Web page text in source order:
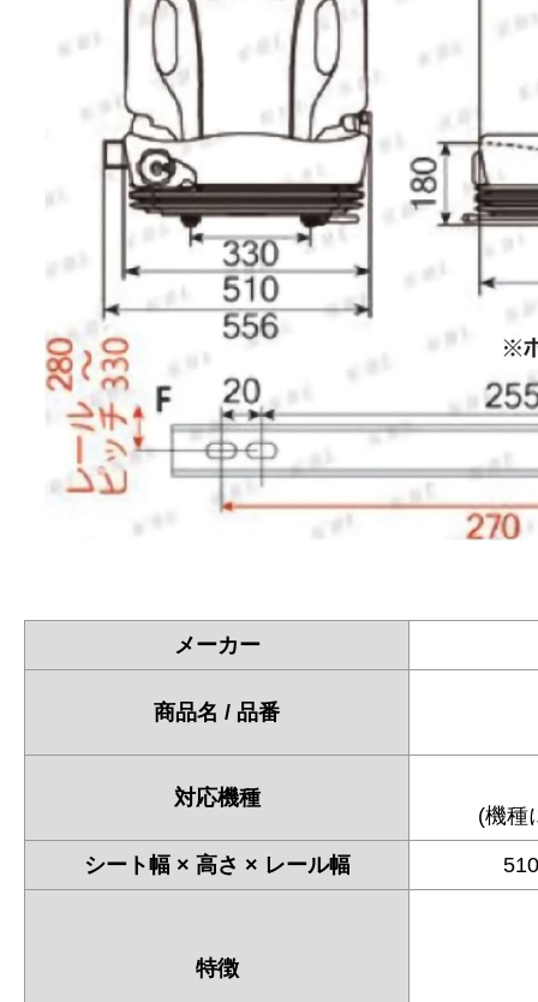
メーカー
商品名 / 品番
対応機種
(機種
シート幅 × 高さ × レール幅
特徴